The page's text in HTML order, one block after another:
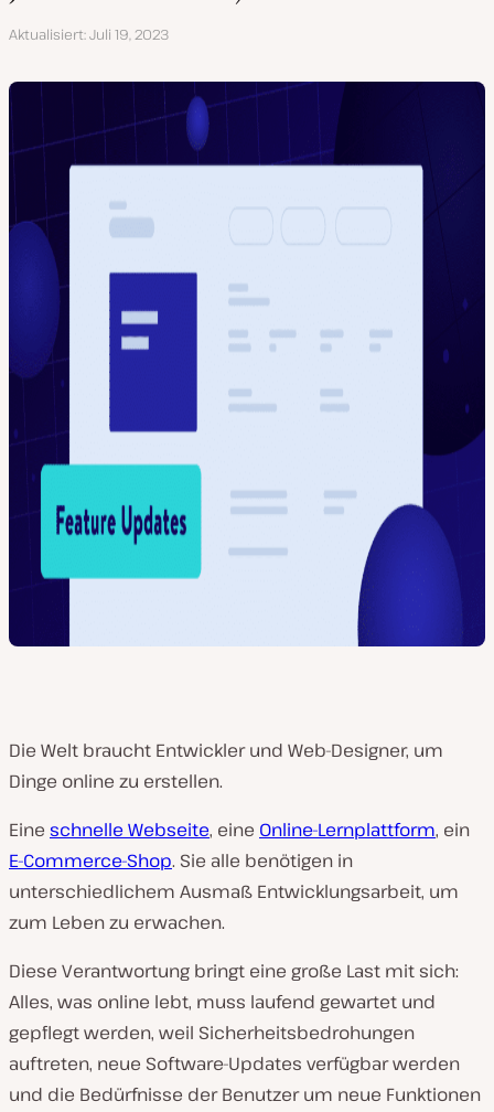
Aktualisiert Juli 19, 2023
Die Welt braucht Entwickler und Web-Designer, um
Dinge online zu erstellen.
Eine schnelle Webseite, eine Online-Lernplattform, ein
E-Commerce-Shop. Sie alle benötigen in
unterschiedlichem Ausmaß Entwicklungsarbeit, um
zum Leben zu erwachen.
Diese Verantwortung bringt eine große Last mit sich:
Alles, was online lebt, muss laufend gewartet und
gepflegt werden, weil Sicherheitsbedrohungen
auftreten, neue Software-Updates verfügbar werden
und die Bedürfnisse der Benutzer um neue Funktionen